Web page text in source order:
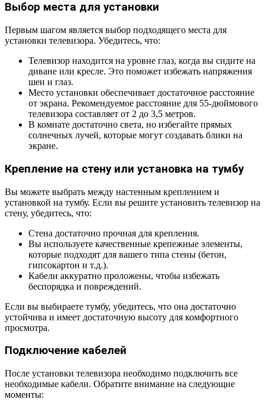
Выбор места для установки
Первым шагом является выбор подходящего места для
установки телевизора. Убедитесь, что:
Телевизор находится на уровне глаз, когда вы сидите на
диване или кресле. Это поможет избежать напряжения
шеи и глаз.
Место установки обеспечивает достаточное расстояние
от экрана. Рекомендуемое расстояние для 55-дюймового
телевизора составляет от 2 до 3,5 метров.
В комнате достаточно света, но избегайте прямых
солнечных лучей, которые могут создавать блики на
экране.
Крепление на стену или установка на тумбу
Вы можете выбрать между настенным креплением и
установкой на тумбу. Если вы решите установить телевизор на
стену, убедитесь, что:
Стена достаточно прочная для крепления.
Вы используете качественные крепежные элементы,
которые подходят для вашего типа стены (бетон,
гипсокартон и т.д.).
Кабели аккуратно проложены, чтобы избежать
беспорядка и повреждений.
Если вы выбираете тумбу, убедитесь, что она достаточно
устойчива и имеет достаточную высоту для комфортного
просмотра.
Подключение кабелей
После установки телевизора необходимо подключить все
необходимые кабели. Обратите внимание на следующие
моменты: